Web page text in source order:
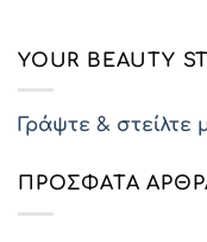
YOUR BEAUTY
Γράψτε &
ΠΡΌΣΦΑΤΑ